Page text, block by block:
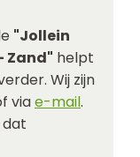
"Jollein
Zand" helpt
Wij zijn
viae-mail.